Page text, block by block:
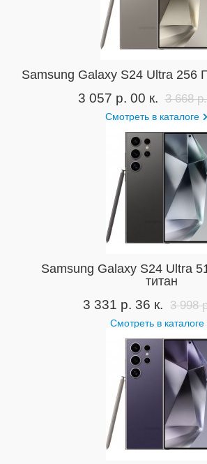
Samsung Galaxy S24 Ultra 256
3 057 р. 00 к. 3 668
Смотреть в каталоге
Samsung Galaxy S24 Ultra
титан
3 331 р. 36 к. 3 998
Смотреть в каталоге